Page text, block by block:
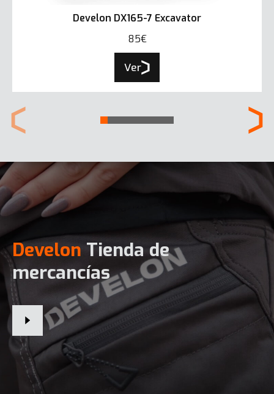
Develon DX165-7 Excavator
85€
Ver
Develon Tienda de
mercancías